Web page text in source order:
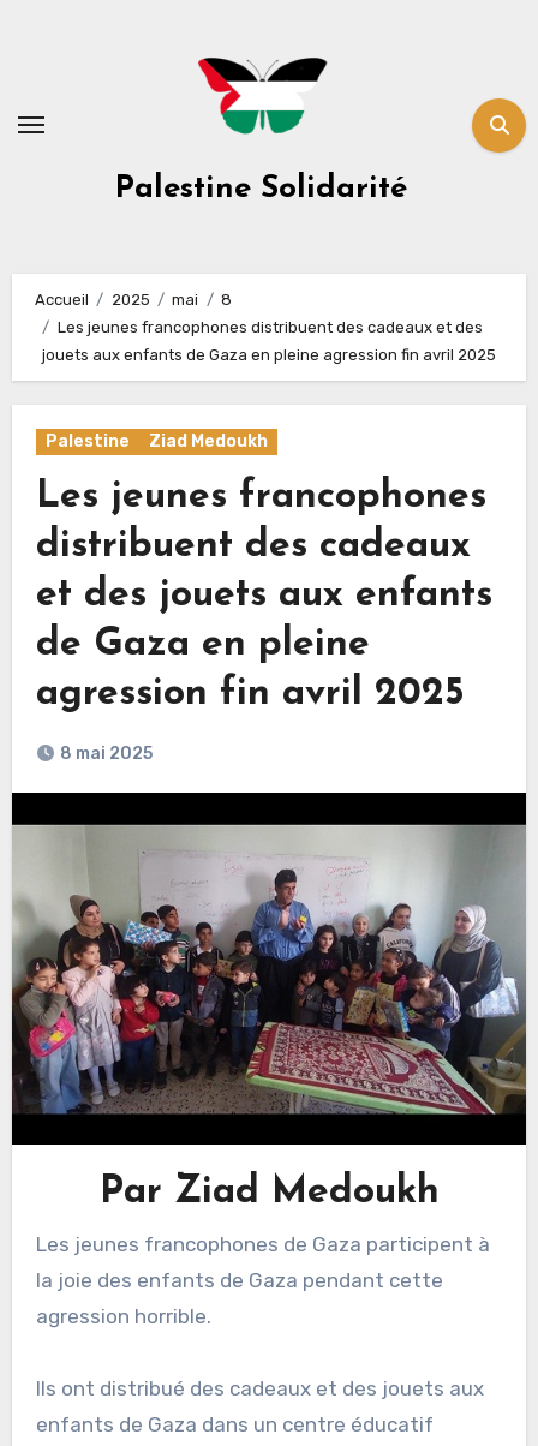
Palestine Solidarité
Accueil 2025 mai
8
Les jeunes francophones distribuent des cadeaux et des
jouets aux enfants de Gaza en pleine agression fin avril 2025
Palestine Ziad Medoukh
Les jeunes francophones
distribuent des cadeaux
et des jouets aux enfants
de Gaza en pleine
agression fin avril 2025
8 mai 2025
Par Ziad Medoukh
Les jeunes francophones de Gaza participent à
la joie des enfants de Gaza pendant cette
agression horrible.
Ils ont distribué des cadeaux et des jouets aux
enfants de Gaza dans un centre éducatif